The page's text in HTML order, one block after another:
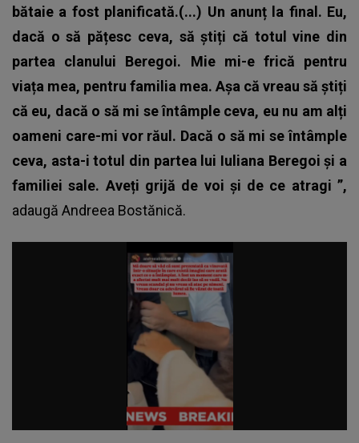
bătaie a fost planificată.(...) Un anunț la final. Eu,
dacă o să pățesc ceva, să știți că totul vine din
partea clanului Beregoi. Mie mi-e frică pentru
viața mea, pentru familia mea. Așa că vreau să știți
că eu, dacă o să mi se întâmple ceva, eu nu am alți
oameni care-mi vor răul. Dacă o să mi se întâmple
ceva, asta-i totul din partea lui Iuliana Beregoi și a
familiei sale. Aveți grijă de voi și de ce atragi ”,
adaugă Andreea Bostănică.